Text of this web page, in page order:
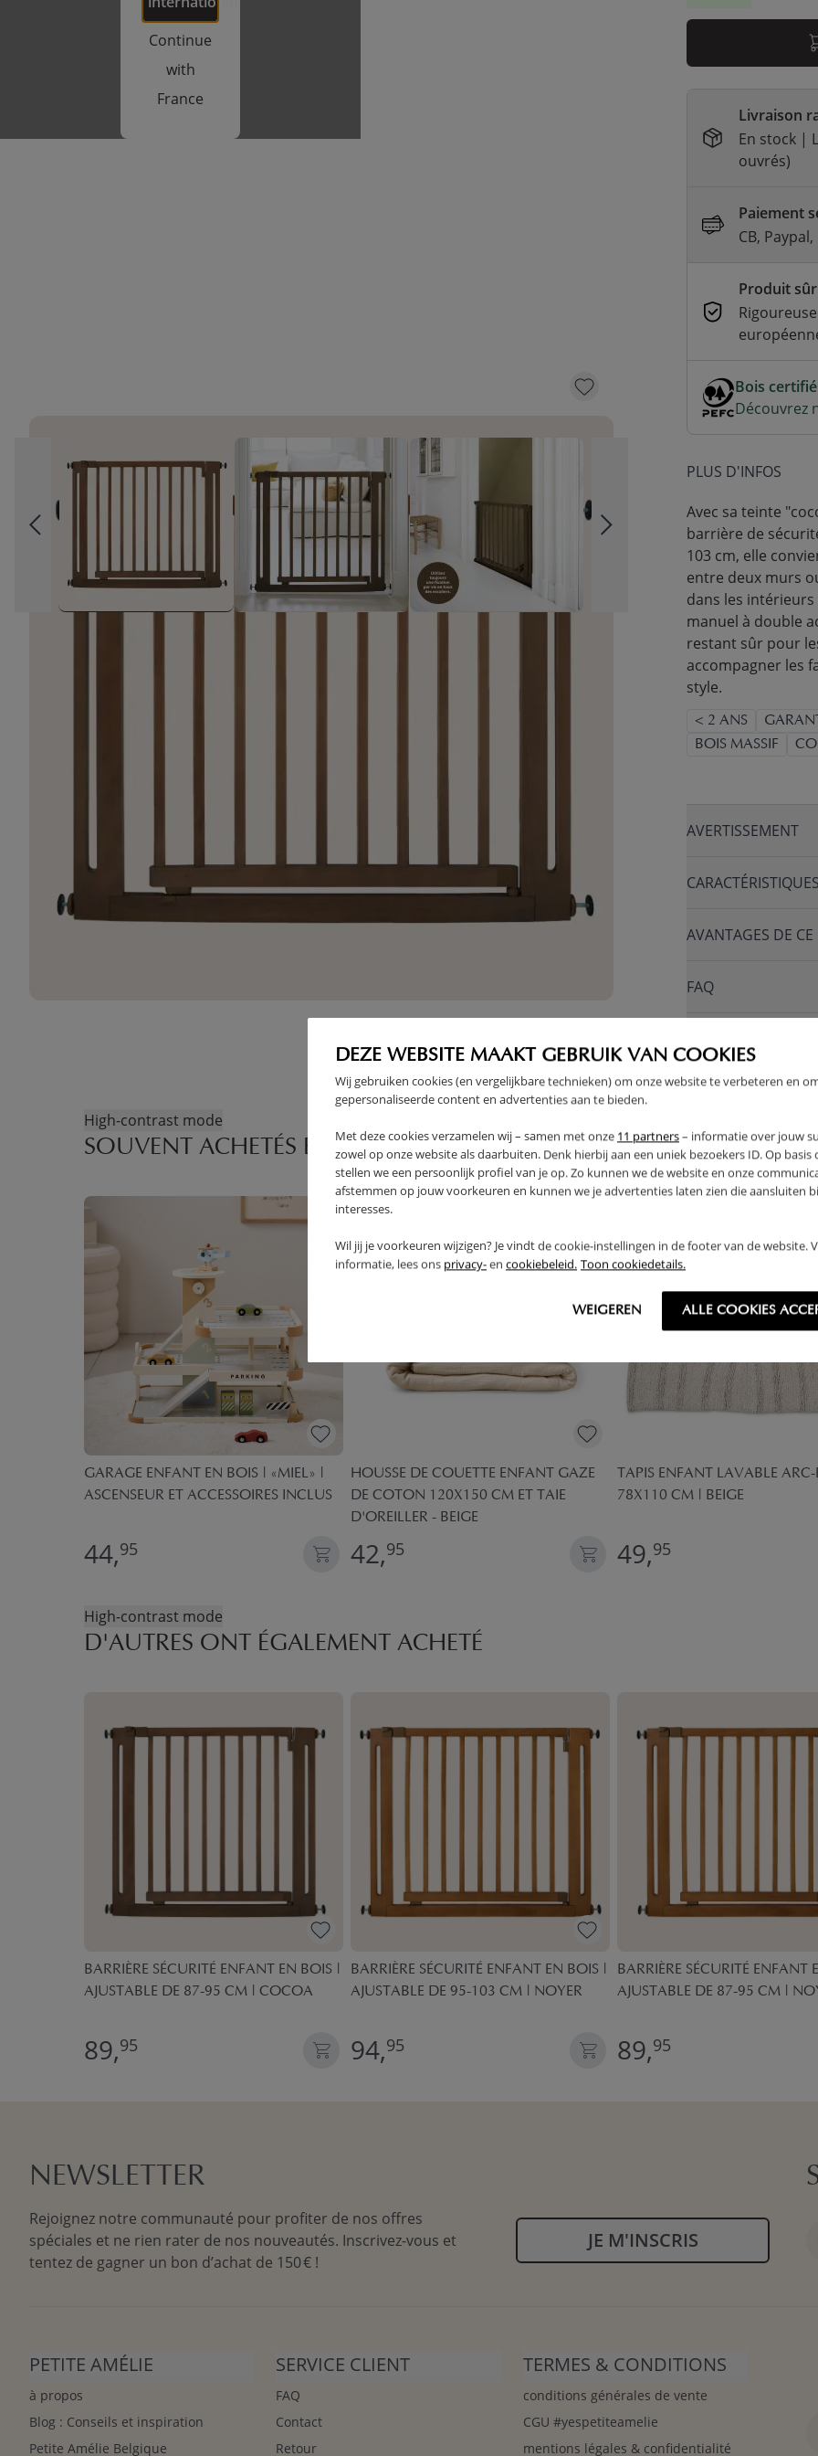
DEZE WEBSITE MAAKT GEBRUIK VAN COOKIES
Wij gebruiken cookies (en vergelijkbare technieken) om onze website te verbeteren en
gepersonaliseerde content en advertenties aan te bieden.
Met deze cookies verzamelen wij – samen met onze 11 partners– informatie over jouw
zowel op onze website als daarbuiten. Denk hierbij aan een uniek bezoekers ID. Op basis
stellen we een persoonlijk profiel van je op. Zo kunnen we de website en onze
afstemmen op jouw voorkeuren en kunnen we je advertenties laten zien die aansluiten
interesses.
Wil jij je voorkeuren wijzigen? Je vindt de cookie-instellingen in de footer van de website.
informatie, lees ons privacy-en cookiebeleid. Toon cookiedetails.
WEIGEREN ALLE COOKIES
Continue
with
France
Livraison
En stock |
ouvrés)
Paiement
CB,
Produit
Bois certifié
Découvrez
PLUS D'INFOS
Avec sa teinte
barrière de
103 cm, elle
entre deux murs
dans les
manuel à double
restant sûr pour
accompagner les
style.
< 2 ANS
BOIS MASSIF
AVERTISSEMENT
CARACTÉRISTIQUES
AVANTAGES DE
FAQ
High-contrast mode
SOUVENT ACHETÉS ENSEMBLE
GARAGE ENFANT EN BOIS | «MIEL» |
ASCENSEUR ET ACCESSOIRES INCLUS
44,95
HOUSSE DE COUETTE ENFANT GAZE
DE COTON 120X150 CM ET TAIE
D'OREILLER - BEIGE
42,95
TAPIS ENFANT LAVABLE ARC-
78X110 CM | BEIGE
49,95
High-contrast mode
D'AUTRES ONT ÉGALEMENT ACHETÉ
BARRIÈRE SÉCURITÉ ENFANT EN BOIS |
AJUSTABLE DE 87-95 CM | COCOA
89,95
BARRIÈRE SÉCURITÉ ENFANT EN BOIS |
AJUSTABLE DE 95-103 CM | NOYER
94,95
BARRIÈRE SÉCURITÉ ENFANT
AJUSTABLE DE 87-95 CM |
89,95
NEWSLETTER
Rejoignez notre communauté pour profiter de nos offres
spéciales et ne rien rater de nos nouveautés. Inscrivez-vous et
tentez de gagner un bon d’achat de 150 € !
JE M'INSCRIS
PETITE AMÉLIE
à propos
Blog : Conseils et inspiration
Petite Amélie Belgique
SERVICE CLIENT
FAQ
Contact
Retour
TERMES & CONDITIONS
conditions générales de vente
CGU #yespetiteamelie
mentions légales & confidentialité